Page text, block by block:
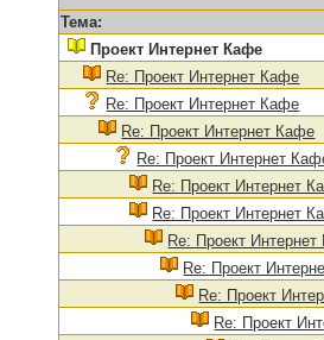
Тема:
Проект Интернет Кафе
Re: Проект Интернет Кафе
Re: Проект Интернет Кафе
Re: Проект Интернет Кафе
Re: Проект Интернет
Re: Проект Интернет
Re: Проект Интернет
Re: Проект
Re: Проект
Re: Проект
Re: Проект